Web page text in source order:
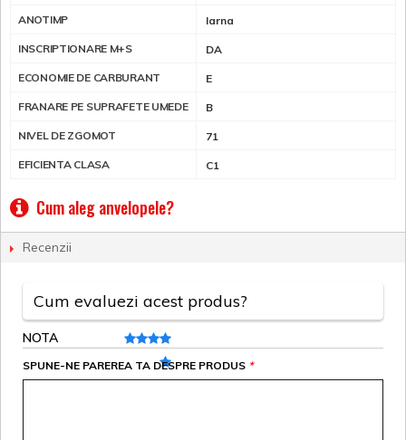
ANOTIMP Iarna
INSCRIPTIONARE M+S DA
ECONOMIE DE CARBURANT E
FRANARE PE SUPRAFETE UMEDE B
NIVEL DE ZGOMOT 71
EFICIENTA CLASA C1
Cum aleg anvelopele?
Recenzii
Cum evaluezi acest produs?
NOTA
*
SPUNE-NE PAREREA TA DESPRE PRODUS